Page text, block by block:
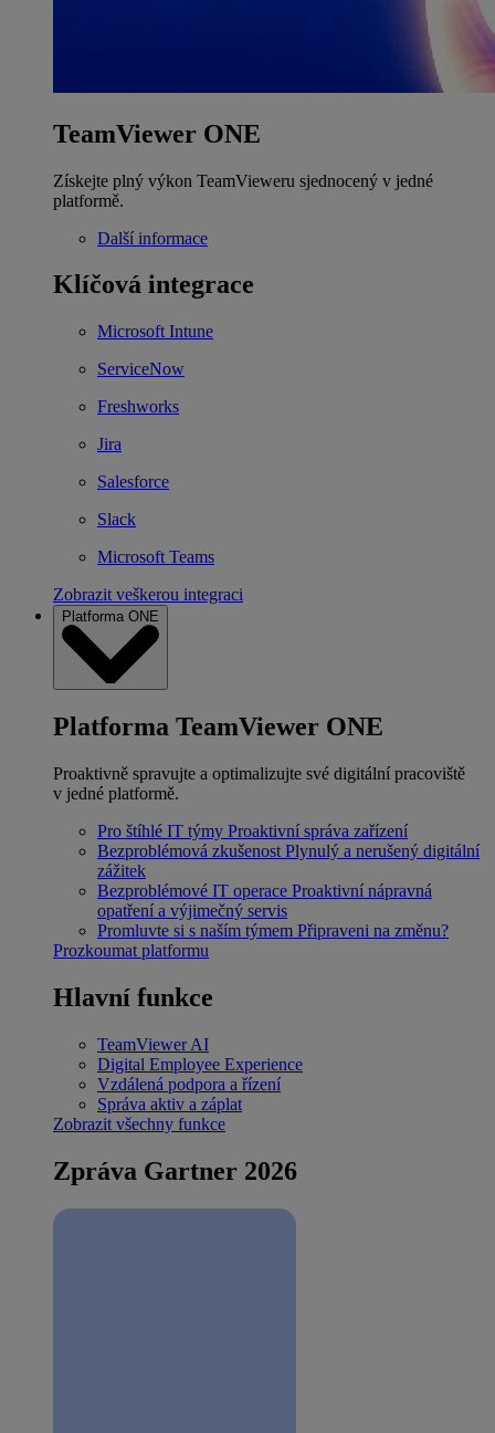
TeamViewer ONE
Získejte plný výkon TeamVieweru sjednocený v jedné
platformě.
Další informace
Klíčová integrace
Microsoft Intune
ServiceNow
Freshworks
Jira
Salesforce
Slack
Microsoft Teams
Zobrazit veškerou integraci
Platforma ONE
Platforma TeamViewer ONE
Proaktivně spravujte a optimalizujte své digitální pracoviště
v jedné platformě.
Pro štíhlé IT týmy Proaktivní správa zařízení
Bezproblémová zkušenost Plynulý a nerušený digitální
zážitek
Bezproblémové IT operace Proaktivní nápravná
opatření a výjimečný servis
Promluvte si s naším týmem Připraveni na změnu?
Prozkoumat platformu
Hlavní funkce
TeamViewer AI
Digital Employee Experience
Vzdálená podpora a řízení
Správa aktiv a záplat
Zobrazit všechny funkce
Zpráva Gartner 2026